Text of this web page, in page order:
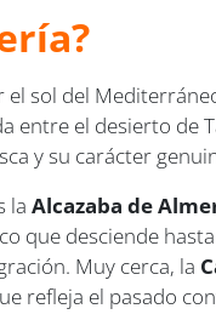
el sol del
entre el desierto de
y su carácter
laAlcazaba de
que desciende
Muy cerca, la
refleja el pasado